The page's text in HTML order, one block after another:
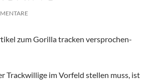
zum Gorilla tracken versprochen-
Trackwillige im Vorfeld stellen muss, ist